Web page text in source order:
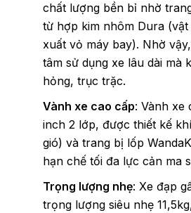
chất lượng bền bỉ nhờ
từ hợp kim nhôm Dura
xuất vỏ máy bay). Nhờ
tâm sử dụng xe lâu dài mà
hỏng, trục trặc.
Vành xe cao cấp: Vành xe
inch 2 lớp, được thiết kế
gió) và trang bị lốp
hạn chế tối đa lực cản ma
Trọng lượng nhẹ: Xe đạp
trọng lượng siêu nhẹ